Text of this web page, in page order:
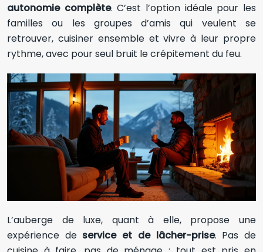
autonomie complète. C’est l’option idéale pour les
familles ou les groupes d’amis qui veulent se
retrouver, cuisiner ensemble et vivre à leur propre
rythme, avec pour seul bruit le crépitement du feu.
L’auberge de luxe, quant à elle, propose une
expérience de service et de lâcher-prise. Pas de